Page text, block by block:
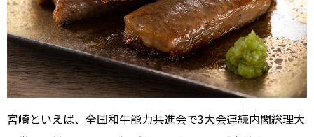
宮崎といえば、全国和牛能力共進会で3大会連続内閣総理大